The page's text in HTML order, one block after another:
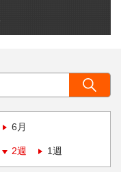
6月
2週 1週